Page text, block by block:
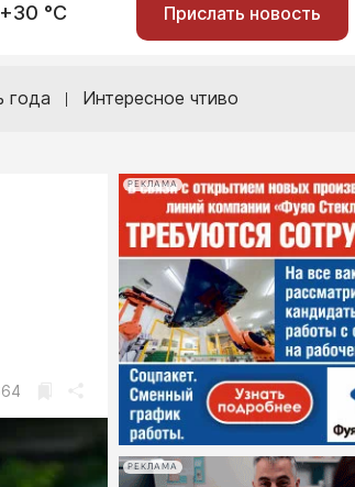
°С Прислать новость
года Интересное чтиво
РЕКЛАМА
РЕКЛАМА